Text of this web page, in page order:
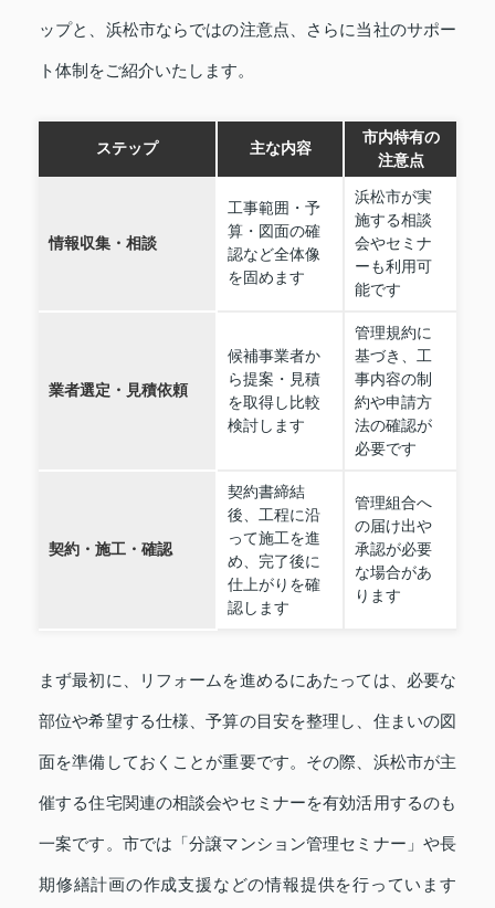
ップと、浜松市ならではの注意点、さらに当社のサポー
ト体制をご紹介いたします。
ステップ 主な内容
市内特有の
注意点
情報収集・相談
工事範囲・予
算・図面の確
認など全体像
を固めます
浜松市が実
施する相談
会やセミナ
ーも利用可
能です
業者選定・見積依頼
候補事業者か
ら提案・見積
を取得し比較
検討します
管理規約に
基づき、工
事内容の制
約や申請方
法の確認が
必要です
契約・施工・確認
契約書締結
後、工程に沿
って施工を進
め、完了後に
仕上がりを確
認します
管理組合へ
の届け出や
承認が必要
な場合があ
ります
まず最初に、リフォームを進めるにあたっては、必要な
部位や希望する仕様、予算の目安を整理し、住まいの図
面を準備しておくことが重要です。その際、浜松市が主
催する住宅関連の相談会やセミナーを有効活用するのも
一案です。市では「分譲マンション管理セミナー」や長
期修繕計画の作成支援などの情報提供を行っています